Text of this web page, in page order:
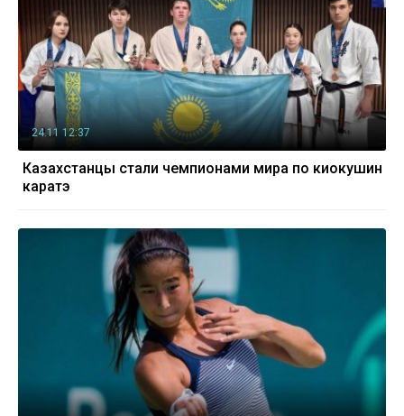
24.11 12:37
Казахстанцы стали чемпионами мира по киокушин
каратэ